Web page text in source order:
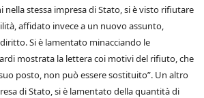
nella stessa impresa di Stato, si è visto rifiutare
affidato invece a un nuovo assunto,
Si è lamentato minacciando le
mostrata la lettera coi motivi del rifiuto, che
posto, non può essere sostituito”. Un altro
di Stato, si è lamentato della quantità di